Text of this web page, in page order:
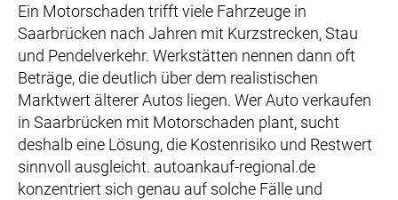
Ein Motorschaden trifft viele Fahrzeuge in
Saarbrücken nach Jahren mit Kurzstrecken, Stau
und Pendelverkehr. Werkstätten nennen dann oft
Beträge, die deutlich über dem realistischen
Marktwert älterer Autos liegen. Wer Auto verkaufen
in Saarbrücken mit Motorschaden plant, sucht
deshalb eine Lösung, die Kostenrisiko und Restwert
sinnvoll ausgleicht. autoankauf-regional.de
konzentriert sich genau auf solche Fälle und